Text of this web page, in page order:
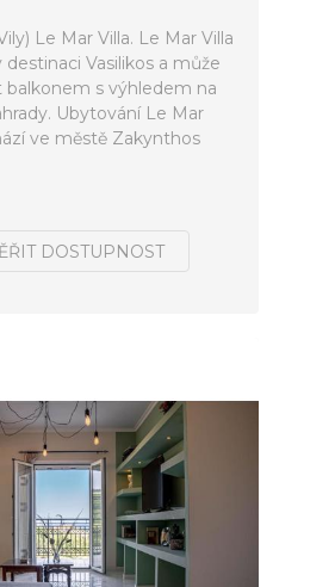
Le Mar Villa. Le Mar Villa
destinaci Vasilikos a může
balkonem s výhledem na
Ubytování Le Mar
ve městě Zakynthos
DOSTUPNOST